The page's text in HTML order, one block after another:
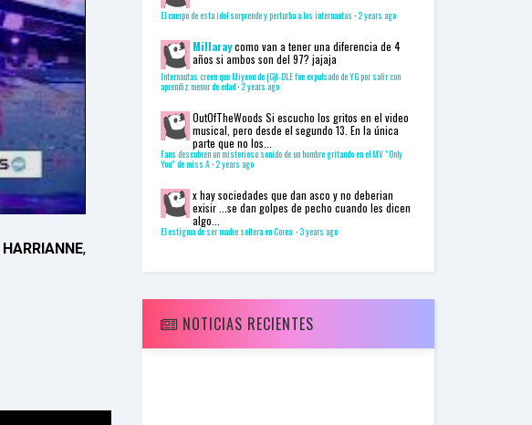
HARRIANNE,
El cuerpo de esta idol sorprende y perturba a los internautas · 2 years ago
Millaraycomo van a tener una diferencia de 4
años si ambos son del 97? jajaja
Internautas creen que Miyeon de (G)I-DLE fue expulsado de YG por salir con
aprendiz menor de edad · 2 years ago
OutOfTheWoodsSi escucho los gritos en el video
musical, pero desde el segundo 13. En la única
parte que no los...
Fans descubren un misterioso sonido de un hombre gritando en el MV "Only
You" de miss A · 2 years ago
xhay sociedades que dan asco y no deberian
exisir ...se dan golpes de pecho cuando les dicen
algo...
El estigma de ser madre soltera en Corea · 3 years ago
NOTICIAS RECIENTES
A
E
N
T
U
M
A
I
N
KpopReplay
2NE1 - I Am The Best